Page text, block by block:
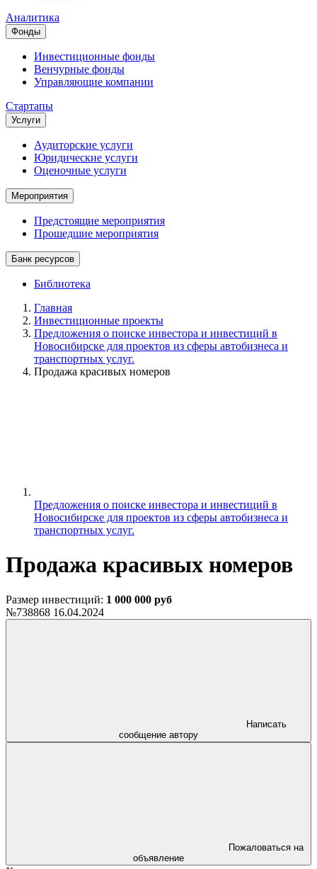
Аналитика
Фонды
Инвестиционные фонды
Венчурные фонды
Управляющие компании
Стартапы
Услуги
Аудиторские услуги
Юридические услуги
Оценочные услуги
Мероприятия
Предстоящие мероприятия
Прошедшие мероприятия
Банк ресурсов
Библиотека
Главная
Инвестиционные проекты
Предложения о поиске инвестора и инвестиций в
Новосибирске для проектов из сферы автобизнеса и
транспортных услуг.
Продажа красивых номеров
Предложения о поиске инвестора и инвестиций в
Новосибирске для проектов из сферы автобизнеса и
транспортных услуг.
Продажа красивых номеров
Размер инвестиций: 1 000 000 руб
№738868 16.04.2024
сообщение автору
объявление